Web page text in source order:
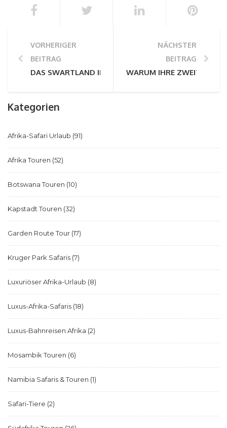
VORHERIGER
BEITRAG
DAS SWARTLAND IM FOKUS
NÄCHSTER
BEITRAG
WARUM IHRE ZWEITE
Kategorien
Afrika-Safari Urlaub (91)
Afrika Touren (52)
Botswana Touren (10)
Kapstadt Touren (32)
Garden Route Tour (17)
Kruger Park Safaris (7)
Luxuriöser Afrika-Urlaub (8)
Luxus-Afrika-Safaris (18)
Luxus-Bahnreisen Afrika (2)
Mosambik Touren (6)
Namibia Safaris & Touren (1)
Safari-Tiere (2)